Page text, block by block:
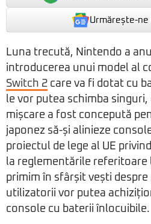
Urmărește-ne
Luna trecută, Nintendo a
introducerea unui model al
Switch 2 care va fi dotat cu
le vor putea schimba
mișcare a fost concepută
japonez să-și alinieze
proiectul de lege al UE
la reglementările referitoare
primim în sfârșit vești
utilizatorii vor putea
console cu baterii înlocuibile.